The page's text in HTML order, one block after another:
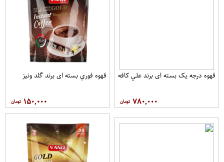
قهوه درجه یک بسته ای برند علي کافه
۷۸۰,۰۰۰
قهوه فوري بسته ای برند گلد ونيز
۱۵۰,۰۰۰